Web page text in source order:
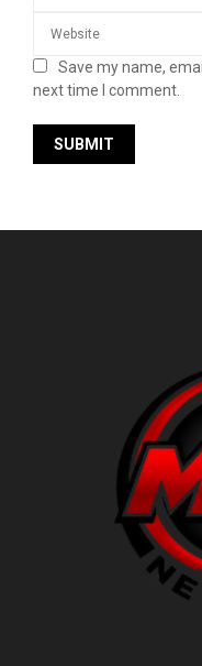
Save my name,
next time I comment.